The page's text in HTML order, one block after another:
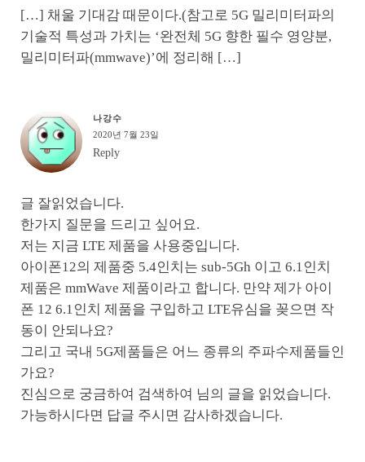
[…] 채울 기대감 때문이다.(참고로 5G 밀리미터파의
기술적 특성과 가치는 ‘완전체 5G 향한 필수 영양분,
밀리미터파(mmwave)’에 정리해 […]
나강수
2020년 7월 23일
Reply
글 잘읽었습니다.
한가지 질문을 드리고 싶어요.
저는 지금 LTE 제품을 사용중입니다.
아이폰12의 제품중 5.4인치는 sub-5Gh 이고 6.1인치
제품은 mmWave 제품이라고 합니다. 만약 제가 아이
폰 12 6.1인치 제품을 구입하고 LTE유심을 꽂으면 작
동이 안되나요?
그리고 국내 5G제품들은 어느 종류의 주파수제품들인
가요?
진심으로 궁금하여 검색하여 님의 글을 읽었습니다.
가능하시다면 답글 주시면 감사하겠습니다.